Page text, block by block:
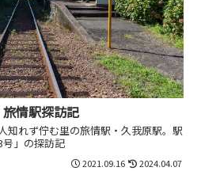
情駅探訪記
知れず佇む里の旅情駅・久我原駅。駅
」の探訪記
2021.09.16 2024.04.07